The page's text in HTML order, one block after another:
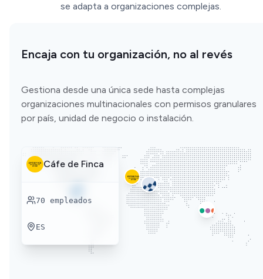
se adapta a organizaciones complejas.
Encaja con tu organización, no al revés
Gestiona desde una única sede hasta complejas
organizaciones multinacionales con permisos granulares
por país, unidad de negocio o instalación.
Cáfe de Finca
70 empleados
ES